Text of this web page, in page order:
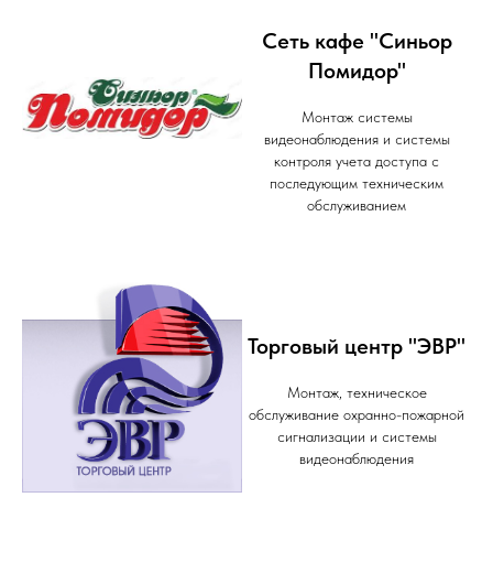
Сеть кафе "Синьор
Помидор"
Монтаж системы
видеонаблюдения и системы
контроля учета доступа с
последующим техническим
обслуживанием
Торговый центр "ЭВР"
Монтаж, техническое
обслуживание охранно-пожарной
сигнализации и системы
видеонаблюдения